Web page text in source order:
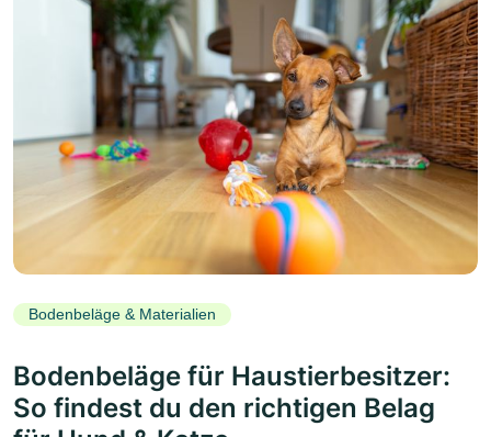
Bodenbeläge & Materialien
Bodenbeläge für Haustierbesitzer:
So findest du den richtigen Belag